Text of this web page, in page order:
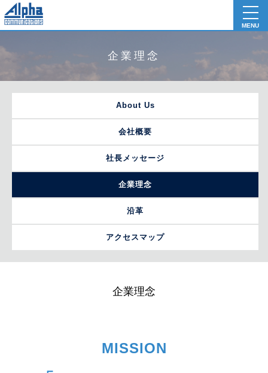
MENU
企業理念
About Us
会社概要
社長メッセージ
企業理念
沿革
アクセスマップ
企業理念
MISSION